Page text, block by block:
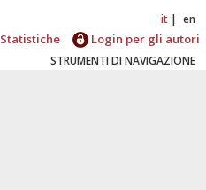
it en
Statistiche Login per gli autori
STRUMENTI DI NAVIGAZIONE